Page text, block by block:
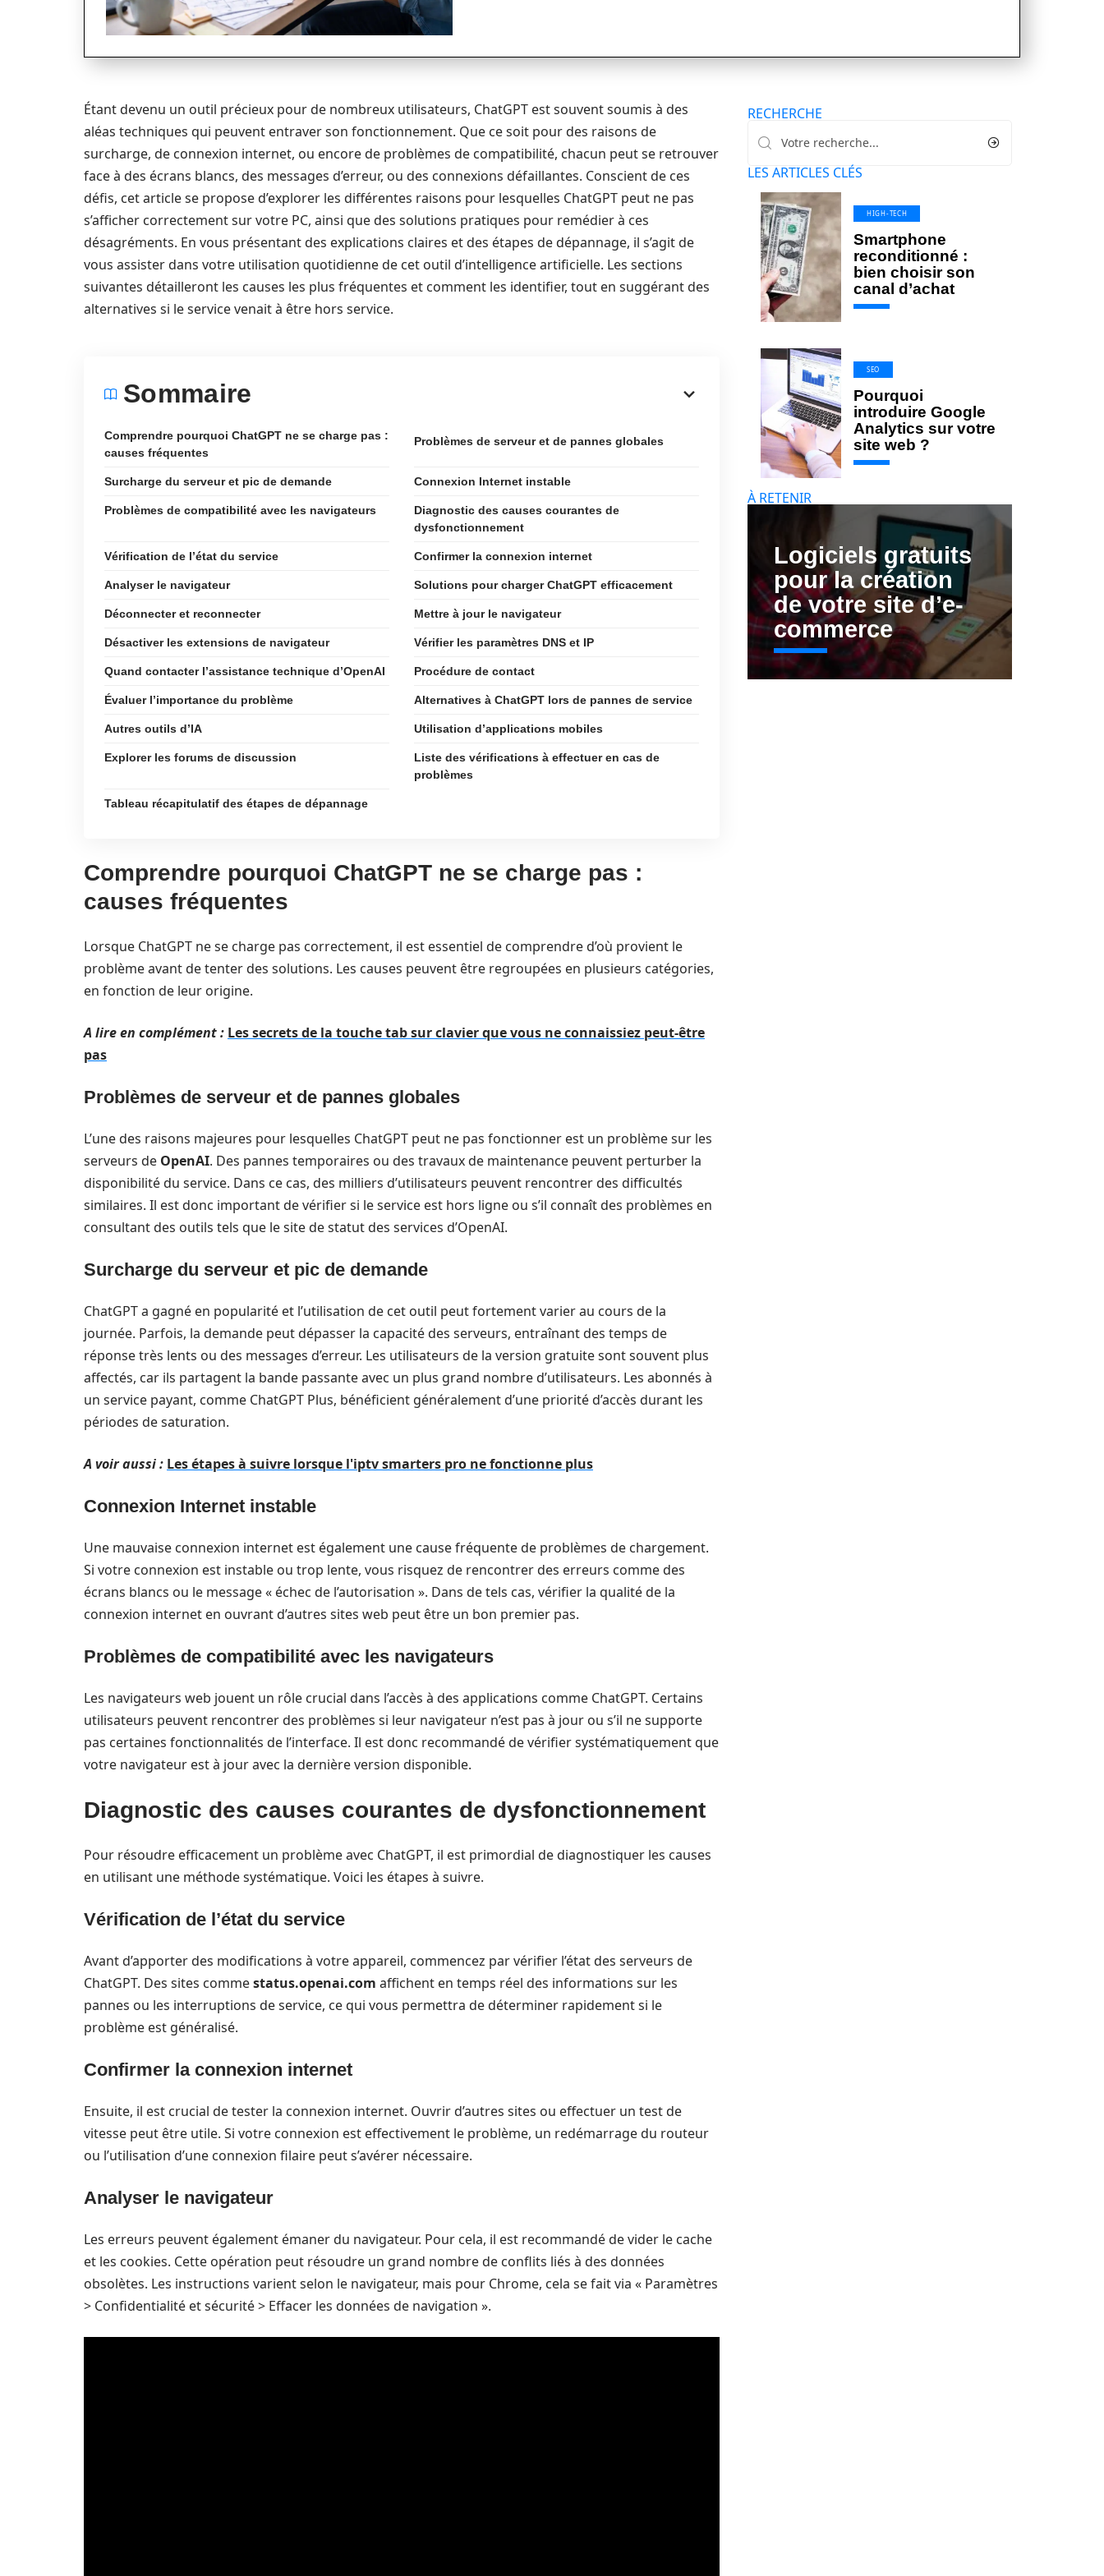
Étant devenu un outil précieux pour de nombreux utilisateurs, ChatGPT est souvent soumis à des
aléas techniques qui peuvent entraver son fonctionnement. Que ce soit pour des raisons de
surcharge, de connexion internet, ou encore de problèmes de compatibilité, chacun peut se retrouver
face à des écrans blancs, des messages d’erreur, ou des connexions défaillantes. Conscient de ces
défis, cet article se propose d’explorer les différentes raisons pour lesquelles ChatGPT peut ne pas
s’afficher correctement sur votre PC, ainsi que des solutions pratiques pour remédier à ces
désagréments. En vous présentant des explications claires et des étapes de dépannage, il s’agit de
vous assister dans votre utilisation quotidienne de cet outil d’intelligence artificielle. Les sections
suivantes détailleront les causes les plus fréquentes et comment les identifier, tout en suggérant des
alternatives si le service venait à être hors service.
Sommaire
Comprendre pourquoi ChatGPT ne se charge pas :
causes fréquentes
Problèmes de serveur et de pannes globales
Surcharge du serveur et pic de demande Connexion Internet instable
Problèmes de compatibilité avec les navigateurs
Diagnostic des causes courantes de
dysfonctionnement
Vérification de l’état du service Confirmer la connexion internet
Analyser le navigateur Solutions pour charger ChatGPT efficacement
Déconnecter et reconnecter Mettre à jour le navigateur
Désactiver les extensions de navigateur Vérifier les paramètres DNS et IP
Quand contacter l’assistance technique d’OpenAI Procédure de contact
Évaluer l’importance du problème Alternatives à ChatGPT lors de pannes de service
Autres outils d’IA Utilisation d’applications mobiles
Explorer les forums de discussion
Liste des vérifications à effectuer en cas de
problèmes
Tableau récapitulatif des étapes de dépannage
Comprendre pourquoi ChatGPT ne se charge pas :
causes fréquentes
Lorsque ChatGPT ne se charge pas correctement, il est essentiel de comprendre d’où provient le
problème avant de tenter des solutions. Les causes peuvent être regroupées en plusieurs catégories,
en fonction de leur origine.
A lire en complément : Les secrets de la touche tab sur clavier que vous ne connaissiez peut-être
pas
Problèmes de serveur et de pannes globales
L’une des raisons majeures pour lesquelles ChatGPT peut ne pas fonctionner est un problème sur les
serveurs de OpenAI. Des pannes temporaires ou des travaux de maintenance peuvent perturber la
disponibilité du service. Dans ce cas, des milliers d’utilisateurs peuvent rencontrer des difficultés
similaires. Il est donc important de vérifier si le service est hors ligne ou s’il connaît des problèmes en
consultant des outils tels que le site de statut des services d’OpenAI.
Surcharge du serveur et pic de demande
ChatGPT a gagné en popularité et l’utilisation de cet outil peut fortement varier au cours de la
journée. Parfois, la demande peut dépasser la capacité des serveurs, entraînant des temps de
réponse très lents ou des messages d’erreur. Les utilisateurs de la version gratuite sont souvent plus
affectés, car ils partagent la bande passante avec un plus grand nombre d’utilisateurs. Les abonnés à
un service payant, comme ChatGPT Plus, bénéficient généralement d’une priorité d’accès durant les
périodes de saturation.
A voir aussi : Les étapes à suivre lorsque l'iptv smarters pro ne fonctionne plus
Connexion Internet instable
Une mauvaise connexion internet est également une cause fréquente de problèmes de chargement.
Si votre connexion est instable ou trop lente, vous risquez de rencontrer des erreurs comme des
écrans blancs ou le message « échec de l’autorisation ». Dans de tels cas, vérifier la qualité de la
connexion internet en ouvrant d’autres sites web peut être un bon premier pas.
Problèmes de compatibilité avec les navigateurs
Les navigateurs web jouent un rôle crucial dans l’accès à des applications comme ChatGPT. Certains
utilisateurs peuvent rencontrer des problèmes si leur navigateur n’est pas à jour ou s’il ne supporte
pas certaines fonctionnalités de l’interface. Il est donc recommandé de vérifier systématiquement que
votre navigateur est à jour avec la dernière version disponible.
Diagnostic des causes courantes de dysfonctionnement
Pour résoudre efficacement un problème avec ChatGPT, il est primordial de diagnostiquer les causes
en utilisant une méthode systématique. Voici les étapes à suivre.
Vérification de l’état du service
Avant d’apporter des modifications à votre appareil, commencez par vérifier l’état des serveurs de
ChatGPT. Des sites commestatus.openai.com affichent en temps réel des informations sur les
pannes ou les interruptions de service, ce qui vous permettra de déterminer rapidement si le
problème est généralisé.
Confirmer la connexion internet
Ensuite, il est crucial de tester la connexion internet. Ouvrir d’autres sites ou effectuer un test de
vitesse peut être utile. Si votre connexion est effectivement le problème, un redémarrage du routeur
ou l’utilisation d’une connexion filaire peut s’avérer nécessaire.
Analyser le navigateur
Les erreurs peuvent également émaner du navigateur. Pour cela, il est recommandé de vider le cache
et les cookies. Cette opération peut résoudre un grand nombre de conflits liés à des données
obsolètes. Les instructions varient selon le navigateur, mais pour Chrome, cela se fait via « Paramètres
> Confidentialité et sécurité > Effacer les données de navigation ».
RECHERCHE
LES ARTICLES CLÉS
HIGH-TECH
Smartphone
reconditionné :
bien choisir son
canal d’achat
SEO
Pourquoi
introduire Google
Analytics sur votre
site web ?
À RETENIR
Logiciels gratuits
pour la création
de votre site d’e-
commerce